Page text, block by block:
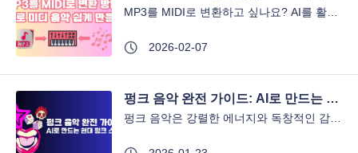
2026-02-07
펑크 음악 완전 가이드: AI로 만드는 현대 펑크 스타일